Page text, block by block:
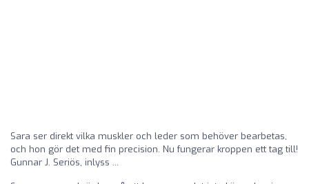
Sara ser direkt vilka muskler och leder som behöver bearbetas,
och hon gör det med fin precision. Nu fungerar kroppen ett tag till!
Gunnar J. Seriös, inlyss ...